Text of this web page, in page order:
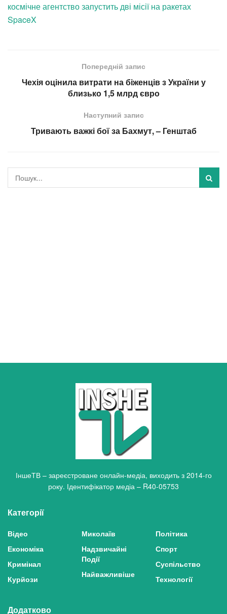
космічне агентство запустить дві місії на ракетах
SpaceX
Попередній запис
Чехія оцінила витрати на біженців з України у
близько 1,5 млрд євро
Наступний запис
Тривають важкі бої за Бахмут, – Генштаб
ІншеТВ – зареєстроване онлайн-медіа, виходить з 2014-го
року. Ідентифікатор медіа – R40-05753
Категорії
Відео
Економіка
Кримінал
Курйози
Миколаїв
Надзвичайні
Події
Найважливіше
Політика
Спорт
Суспільство
Технології
Додатково